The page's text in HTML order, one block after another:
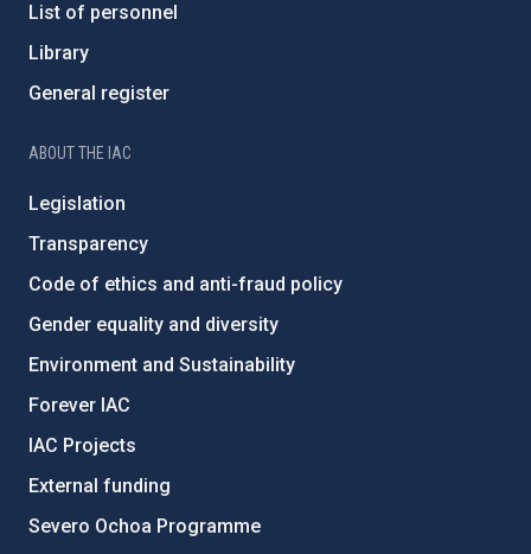
List of personnel
Library
General register
ABOUT THE IAC
Legislation
Transparency
Code of ethics and anti-fraud policy
Gender equality and diversity
Environment and Sustainability
Forever IAC
IAC Projects
External funding
Severo Ochoa Programme